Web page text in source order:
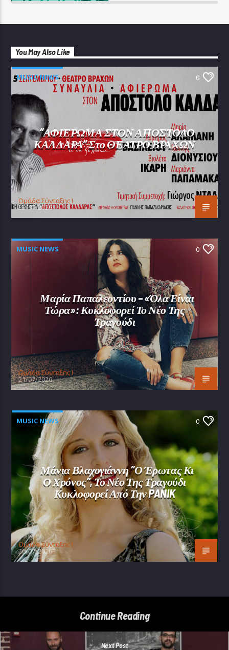
You May Also Like
MUSIC NEWS 0
“ΑΦΙΕΡΩΜΑ ΣΤΟΝ ΑΠΟΣΤΟΛΟ
ΚΑΛΔΑΡΑ” Στο ΘΕΑΤΡΟ ΒΡΑΧΩΝ
Oμάδα Σύνταξης Ι
25/07/2026
MUSIC NEWS 0
Μαρία Παπαλεοντίου – «Όλα Είναι
Τώρα»: Κυκλοφορεί Το Νέο Της
Τραγούδι
Oμάδα Σύνταξης Ι
21/07/2026
MUSIC NEWS 0
Μάνια Βλαχογιάννη “Ο Έρωτας Κι
Ο Χρόνος”, Το Νέο Της Τραγούδι
Κυκλοφορεί Από Την PANIK
Oμάδα Σύνταξης Ι
20/07/2026
Continue Reading
Next Post